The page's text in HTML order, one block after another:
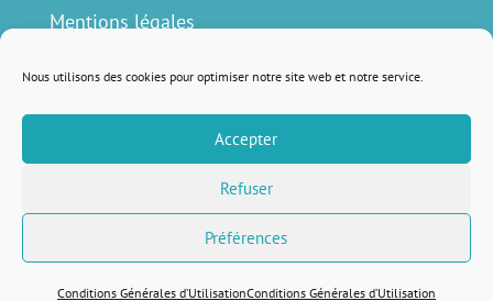
Nous utilisons des cookies pour optimiser notre site web et notre service.
Accepter
Refuser
Préférences
Conditions Générales d’UtilisationConditions Générales d’Utilisation
Mentions légales
Remis au goût du jour avec♥ parLola Lattard